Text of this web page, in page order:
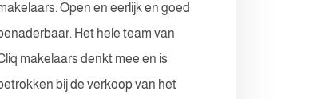
Open en eerlijk en goed
Het hele team van
makelaars denkt mee en is
bij de verkoop van het